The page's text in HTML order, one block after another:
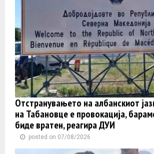
Отстранувањето на албанскиот
на Табановце е провокација,
биде вратен, реагира ДУИ
posted on 07/08/2026